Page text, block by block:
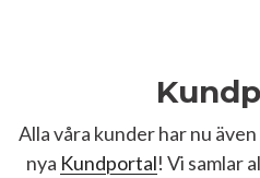
Alla våra kunder har nu
nya Kundportal! Vi samlar